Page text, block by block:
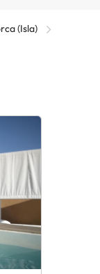
(Isla)